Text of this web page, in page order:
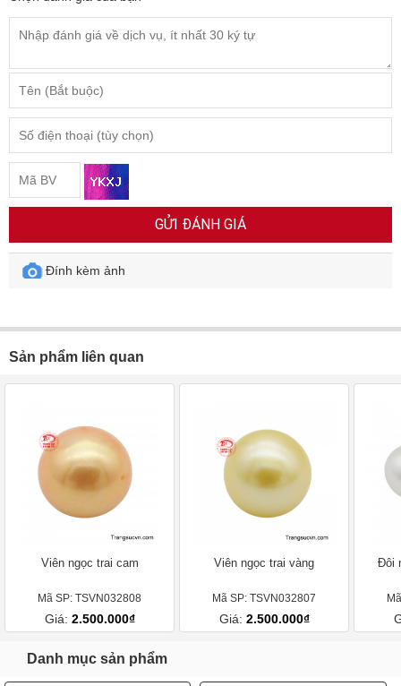
GỬI ĐÁNH GIÁ
Đính kèm ảnh
Sản phẩm liên quan
Viên ngọc trai cam
Mã SP: TSVN032808
Giá: 2.500.000₫
Viên ngọc trai vàng
Mã SP: TSVN032807
Giá: 2.500.000₫
Đôi
Danh mục sản phẩm